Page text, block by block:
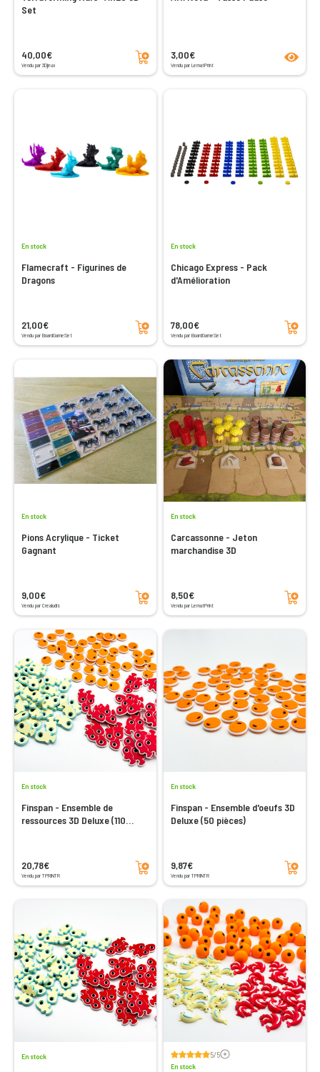
Set
40,00€
Vendu par 3Djeux
Ajouter au panier 3,00€
Vendu par LematPrint
En stock
Flamecraft - Figurines de
Dragons
21,00€
Vendu par BoardGameSet
Ajouter au panier
En stock
Chicago Express - Pack
d'Amélioration
78,00€
Vendu par BoardGameSet
Ajouter au panier
En stock
Pions Acrylique - Ticket
Gagnant
9,00€
Vendu par Crealudis
Ajouter au panier
En stock
Carcassonne - Jeton
marchandise 3D
8,50€
Vendu par LematPrint
Ajouter au panier
En stock
Finspan - Ensemble de
ressources 3D Deluxe (110
20,78€
Vendu par TPRINTR
Ajouter au panier
En stock
Finspan - Ensemble d'oeufs 3D
Deluxe (50 pièces)
9,87€
Vendu par TPRINTR
Ajouter au panier
En stock 5/5Voir les avis
En stock